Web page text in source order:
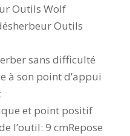
Outils Wolf
Outils
sans difficulté
à son point d’appui
et point positif
l’outil: 9 cmRepose